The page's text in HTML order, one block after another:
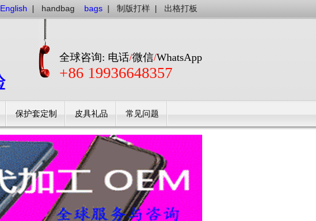
English | handbag bags | 制版打样 | 出格打板
全球咨询: 电话/微信/WhatsApp
+86 19936648357
保护套定制 皮具礼品 常见问题